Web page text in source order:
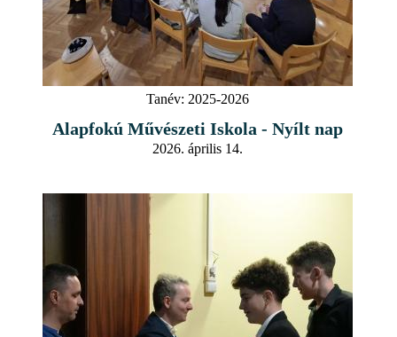
Tanév: 2025-2026
Alapfokú Művészeti Iskola - Nyílt nap
2026. április 14.